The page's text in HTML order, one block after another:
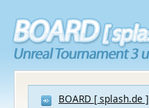
BOARD [ splash.de ]